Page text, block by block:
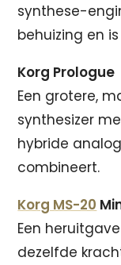
synthese-
behuizing en
Korg Prologue
Een grotere,
synthesizer
hybride
combineert.
Korg MS-20
Een
dezelfde